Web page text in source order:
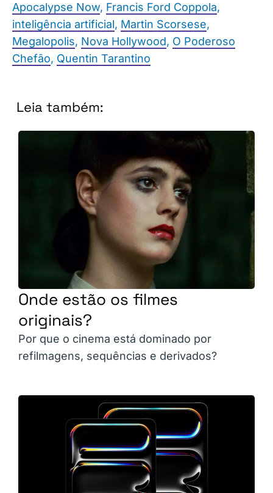
Apocalypse Now, Francis Ford Coppola,
inteligência artificial, Martin Scorsese,
Megalopolis, Nova Hollywood, O Poderoso
Chefão, Quentin Tarantino
Leia também:
Onde estão os filmes
originais?
Por que o cinema está dominado por
refilmagens, sequências e derivados?